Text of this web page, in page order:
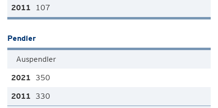
107
Pendler
Auspendler
350
330